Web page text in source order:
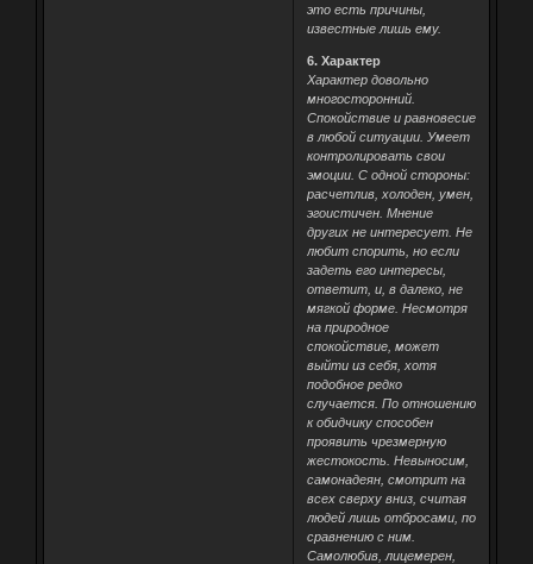
это есть причины,
известные лишь ему.
6. Характер
Характер довольно
многосторонний.
Спокойствие и равновесие
в любой ситуации. Умеет
контролировать свои
эмоции. С одной стороны:
расчетлив, холоден, умен,
эгоистичен. Мнение
других не интересует. Не
любит спорить, но если
задеть его интересы,
ответит, и, в далеко, не
мягкой форме. Несмотря
на природное
спокойствие, может
выйти из себя, хотя
подобное редко
случается. По отношению
к обидчику способен
проявить чрезмерную
жестокость. Невыносим,
самонадеян, смотрит на
всех сверху вниз, считая
людей лишь отбросами, по
сравнению с ним.
Самолюбив, лицемерен,